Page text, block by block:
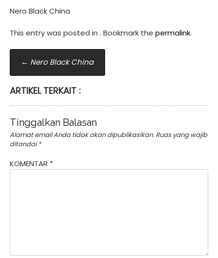
Nero Black China
This entry was posted in . Bookmark the permalink.
Post
navigation
← Nero Black China
ARTIKEL TERKAIT :
Tinggalkan Balasan
Alamat email Anda tidak akan dipublikasikan. Ruas yang wajib
ditandai*
KOMENTAR *